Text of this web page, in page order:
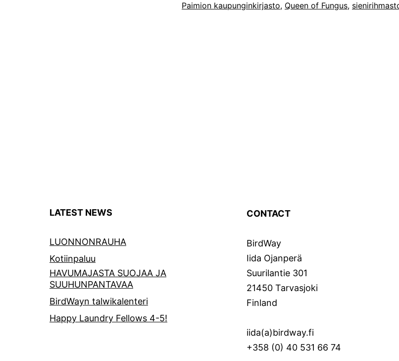
Paimion kaupunginkirjasto, Queen of Fungus,
LATEST NEWS
LUONNONRAUHA
Kotiinpaluu
HAVUMAJASTA SUOJAA JA
SUUHUNPANTAVAA
BirdWayn talwikalenteri
Happy Laundry Fellows 4-5!
CONTACT
BirdWay
Iida Ojanperä
Suurilantie 301
21450 Tarvasjoki
Finland
iida(a)birdway.fi
+358 (0) 40 531 66 74